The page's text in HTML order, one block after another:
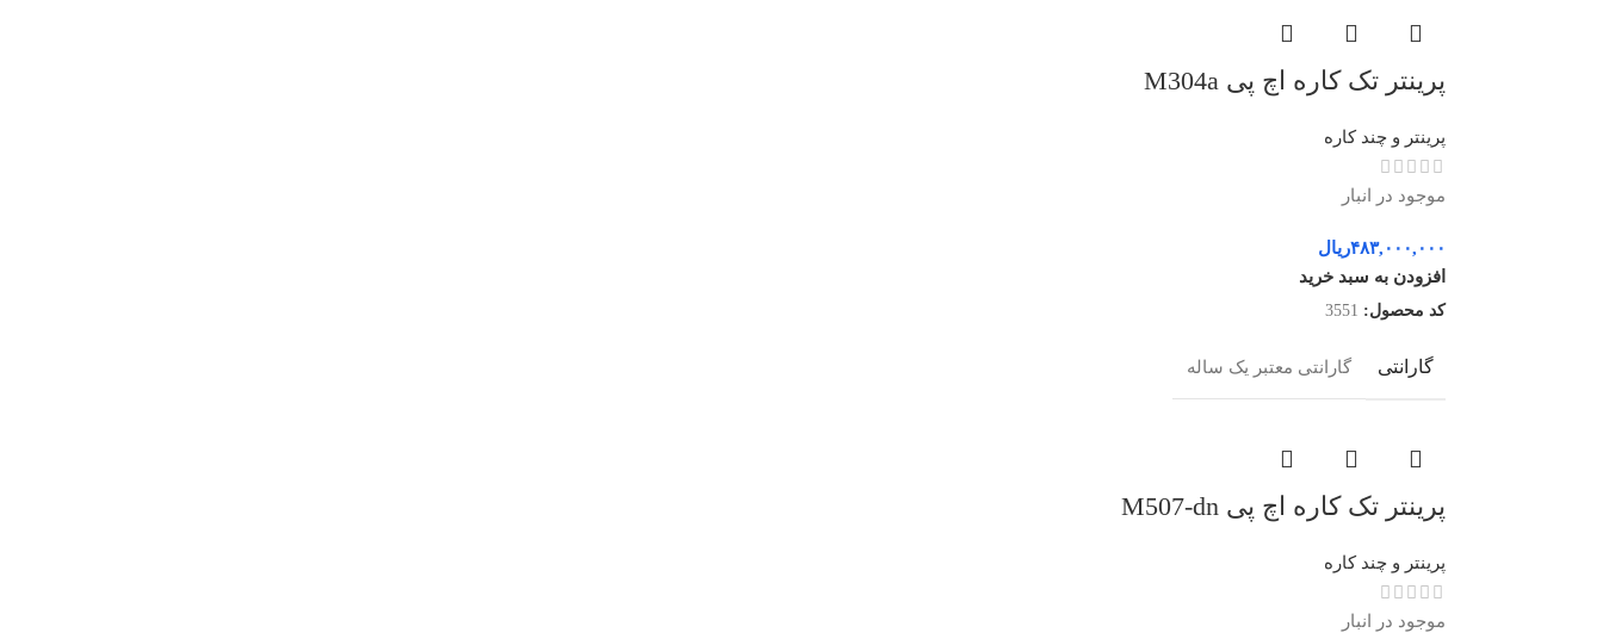
پرینتر تک کاره اچ پی M304a
پرینتر و چند کاره
موجود در انبار
۴۸۳,۰۰۰,۰۰۰ریال
افزودن به سبد خرید
کد محصول: 3551
گارانتی گارانتی معتبر یک ساله
پرینتر تک کاره اچ پی M507-dn
پرینتر و چند کاره
موجود در انبار